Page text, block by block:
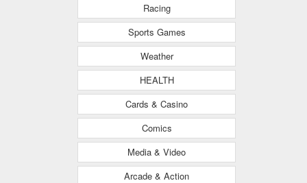
Racing
Sports Games
Weather
HEALTH
Cards & Casino
Comics
Media & Video
Arcade & Action